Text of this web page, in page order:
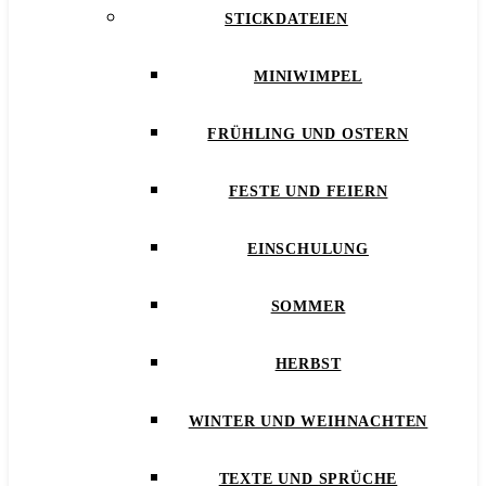
STICKDATEIEN
MINIWIMPEL
FRÜHLING UND OSTERN
FESTE UND FEIERN
EINSCHULUNG
SOMMER
HERBST
WINTER UND WEIHNACHTEN
TEXTE UND SPRÜCHE